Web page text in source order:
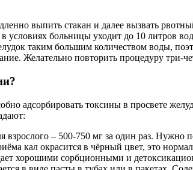
выпить стакан и далее вызвать
больницы уходит до 10 литров
таким большим количеством воды,
Желательно повторить процедуру три-
адсорбировать токсины в просвете
взрослого – 500-750 мг за один раз.
кал окрасится в чёрный цвет, это
хорошими сорбционными и